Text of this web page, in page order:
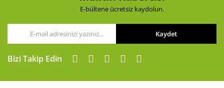
Gönder
E-bültene ücretsiz kaydolun.
Kaydet
Bizi Takip Edin